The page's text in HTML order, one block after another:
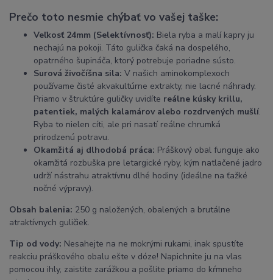
Prečo toto nesmie chýbať vo vašej taške:
Veľkosť 24mm (Selektívnosť): Biela ryba a malí kapry ju
nechajú na pokoji. Táto gulička čaká na dospelého,
opatrného šupináča, ktorý potrebuje poriadne sústo.
Surová živočíšna sila: V našich aminokomplexoch
používame čisté akvakultúrne extrakty, nie lacné náhrady.
Priamo v štruktúre guličky uvidíte reálne kúsky krillu,
patentiek, malých kalamárov alebo rozdrvených mušlí.
Ryba to nielen cíti, ale pri nasatí reálne chrumká
prirodzenú potravu.
Okamžitá aj dlhodobá práca: Práškový obal funguje ako
okamžitá rozbuška pre letargické ryby, kým natlačené jadro
udrží nástrahu atraktívnu dlhé hodiny (ideálne na ťažké
nočné výpravy).
Obsah balenia: 250 g naložených, obalených a brutálne
atraktívnych guličiek.
Tip od vody: Nesahejte na ne mokrými rukami, inak spustíte
reakciu práškového obalu ešte v dóze! Napichnite ju na vlas
pomocou ihly, zaistite zarážkou a pošlite priamo do kŕmneho